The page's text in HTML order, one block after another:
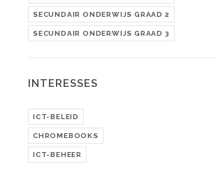
SECUNDAIR ONDERWIJS GRAAD 2
SECUNDAIR ONDERWIJS GRAAD 3
INTERESSES
ICT-BELEID
CHROMEBOOKS
ICT-BEHEER